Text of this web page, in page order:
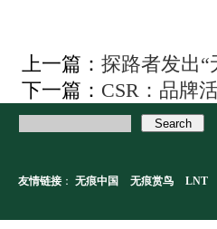
上一篇： 探路者发出“
下一篇： CSR：品牌
友情链接 ： 无痕中国 无痕赏鸟 LNT